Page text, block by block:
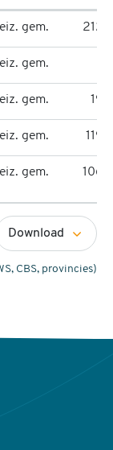
gem. 2125
gem.
gem. 194
gem. 1193
gem. 1064
Download
CBS, provincies)